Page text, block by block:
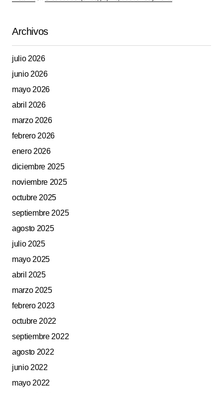
Archivos
julio 2026
junio 2026
mayo 2026
abril 2026
marzo 2026
febrero 2026
enero 2026
diciembre 2025
noviembre 2025
octubre 2025
septiembre 2025
agosto 2025
julio 2025
mayo 2025
abril 2025
marzo 2025
febrero 2023
octubre 2022
septiembre 2022
agosto 2022
junio 2022
mayo 2022